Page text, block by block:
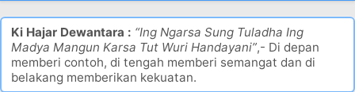
Ki Hajar Dewantara : “Ing Ngarsa Sung Tuladha Ing
Madya Mangun Karsa Tut Wuri Handayani”,- Di depan
memberi contoh, di tengah memberi semangat dan di
belakang memberikan kekuatan.